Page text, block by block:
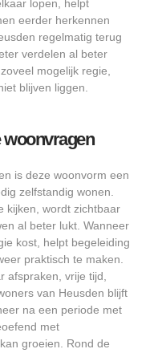
lopen, helpt
eerder herkennen
regelmatig terug
verdelen al beter
mogelijk regie,
blijven liggen.
woonvragen
is deze woonvorm een
zelfstandig wonen.
kijken, wordt zichtbaar
al beter lukt. Wanneer
kost, helpt begeleiding
praktisch te maken.
afspraken, vrije tijd,
van Heusden blijft
na een periode met
met
groeien. Rond de